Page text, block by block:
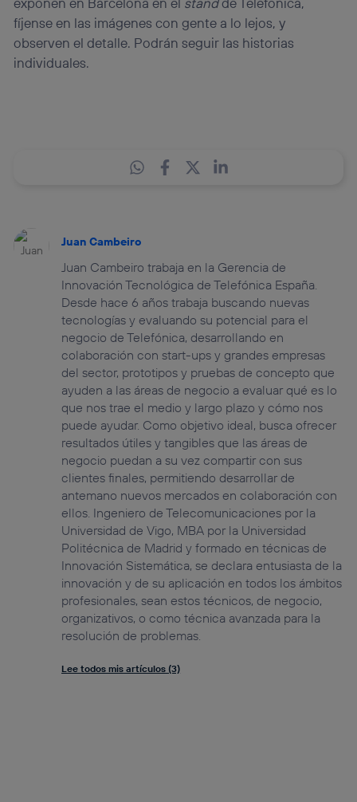
fíjense en las imágenes con gente a lo lejos, y
observen el detalle. Podrán seguir las historias
individuales.
Juan Cambeiro
Juan Cambeiro trabaja en la Gerencia de
Innovación Tecnológica de Telefónica España.
Desde hace 6 años trabaja buscando nuevas
tecnologías y evaluando su potencial para el
negocio de Telefónica, desarrollando en
colaboración con start-ups y grandes empresas
del sector, prototipos y pruebas de concepto que
ayuden a las áreas de negocio a evaluar qué es lo
que nos trae el medio y largo plazo y cómo nos
puede ayudar. Como objetivo ideal, busca ofrecer
resultados útiles y tangibles que las áreas de
negocio puedan a su vez compartir con sus
clientes finales, permitiendo desarrollar de
antemano nuevos mercados en colaboración con
ellos. Ingeniero de Telecomunicaciones por la
Universidad de Vigo, MBA por la Universidad
Politécnica de Madrid y formado en técnicas de
Innovación Sistemática, se declara entusiasta de la
innovación y de su aplicación en todos los ámbitos
profesionales, sean estos técnicos, de negocio,
organizativos, o como técnica avanzada para la
resolución de problemas.
Lee todos mis artículos (3)